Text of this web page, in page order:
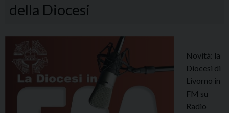
della Diocesi
Novità: la
Diocesi di
Livorno in
FM su
Radio